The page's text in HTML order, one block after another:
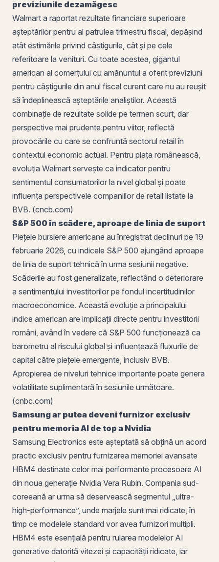
previziunile dezamăgesc
Walmart a raportat rezultate financiare superioare
așteptărilor pentru al patrulea trimestru fiscal, depășind
atât estimările privind câștigurile, cât și pe cele
referitoare la venituri. Cu toate acestea, gigantul
american al comerțului cu amănuntul a oferit previziuni
pentru câștigurile din anul fiscal curent care nu au reușit
să îndeplinească așteptările analiștilor. Această
combinație de rezultate solide pe termen scurt, dar
perspective mai prudente pentru viitor, reflectă
provocările cu care se confruntă sectorul retail în
contextul economic actual. Pentru piața românească,
evoluția Walmart servește ca indicator pentru
sentimentul consumatorilor la nivel global și poate
influența perspectivele companiilor de retail listate la
BVB. (cncb.com)
S&P 500în scădere, aproape de linia de suport
Piețele bursiere americane au înregistrat declinuri pe 19
februarie 2026, cu indicele S&P 500 ajungând aproape
de linia de suport tehnică în urma sesiunii negative.
Scăderile au fost generalizate, reflectând o deteriorare
a sentimentului investitorilor pe fondul incertitudinilor
macroeconomice. Această evoluție a principalului
indice american are implicații directe pentru investitorii
români, având în vedere că S&P 500 funcționează ca
barometru al riscului global și influențează fluxurile de
capital către piețele emergente, inclusiv BVB.
Apropierea de niveluri tehnice importante poate genera
volatilitate suplimentară în sesiunile următoare.
(cnbc.com)
Samsung ar putea deveni furnizor exclusiv
pentru memoria AI de top a Nvidia
Samsung Electronics este așteptată să obțină un acord
practic exclusiv pentru furnizarea memoriei avansate
HBM4 destinate celor mai performante procesoare AI
din noua generație Nvidia Vera Rubin. Compania sud-
coreeană ar urma să deservească segmentul „ultra-
high-performance”, unde marjele sunt mai ridicate, în
timp ce modelele standard vor avea furnizori multipli.
HBM4 este esențială pentru rularea modelelor AI
generative datorită vitezei și capacității ridicate, iar